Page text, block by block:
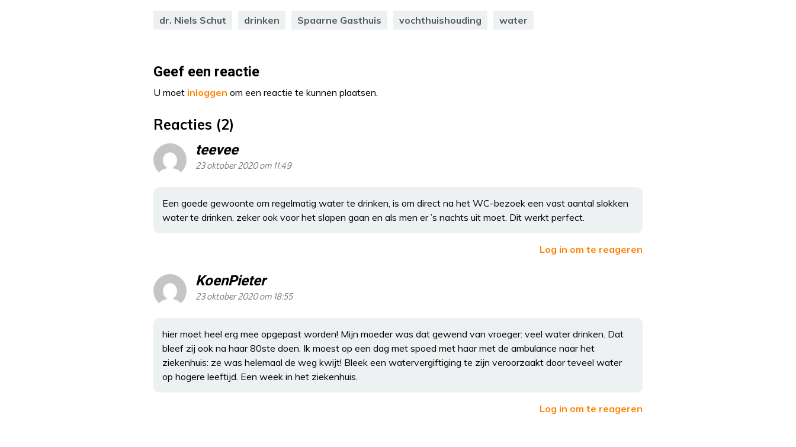
dr. Niels Schut drinken Spaarne Gasthuis vochthuishouding water
Geef een reactie
U moet inloggen om een reactie te kunnen plaatsen.
Reacties (2)
teevee
23 oktober 2020 om 11:49
Een goede gewoonte om regelmatig water te drinken, is om direct na het WC-bezoek een vast aantal slokken
water te drinken, zeker ook voor het slapen gaan en als men er ’s nachts uit moet. Dit werkt perfect.
Log in om te reageren
KoenPieter
23 oktober 2020 om 18:55
hier moet heel erg mee opgepast worden! Mijn moeder was dat gewend van vroeger: veel water drinken. Dat
bleef zij ook na haar 80ste doen. Ik moest op een dag met spoed met haar met de ambulance naar het
ziekenhuis: ze was helemaal de weg kwijt! Bleek een watervergiftiging te zijn veroorzaakt door teveel water
op hogere leeftijd. Een week in het ziekenhuis.
Log in om te reageren